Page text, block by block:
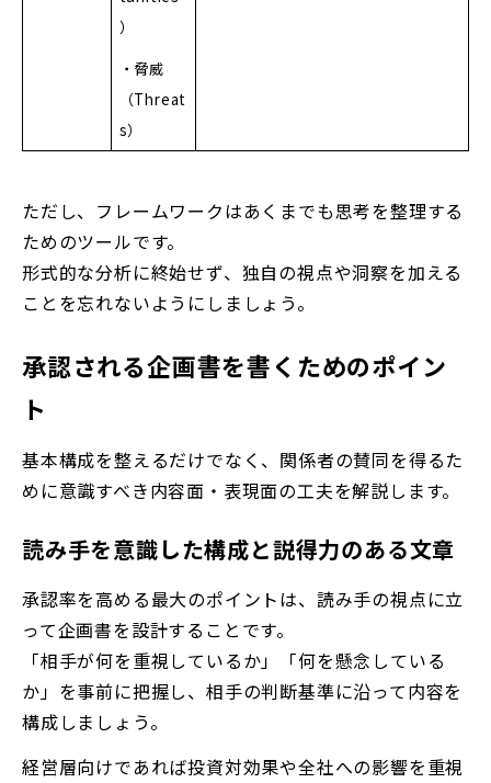
）
・脅威
（Threat
s）
ただし、フレームワークはあくまでも思考を整理する
ためのツールです。
形式的な分析に終始せず、独自の視点や洞察を加える
ことを忘れないようにしましょう。
承認される企画書を書くためのポイン
ト
基本構成を整えるだけでなく、関係者の賛同を得るた
めに意識すべき内容面・表現面の工夫を解説します。
読み手を意識した構成と説得力のある文章
承認率を高める最大のポイントは、読み手の視点に立
って企画書を設計することです。
「相手が何を重視しているか」「何を懸念している
か」を事前に把握し、相手の判断基準に沿って内容を
構成しましょう。
経営層向けであれば投資対効果や全社への影響を重視